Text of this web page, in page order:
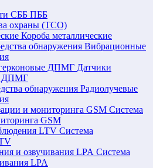
СББ ПББ
охраны (ТСО)
Короба металлические
Вибрационные
Датчики
ДПМГ
Радиолучевые
Система
GSM
Система
Система
LPA